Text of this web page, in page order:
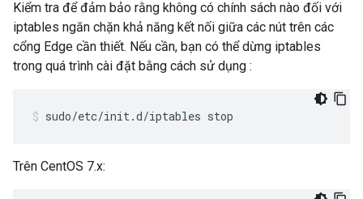
Kiểm tra để đảm bảo rằng không có chính sách nào đối với
iptables ngăn chặn khả năng kết nối giữa các nút trên các
cổng Edge cần thiết. Nếu cần, bạn có thể dừng iptables
trong quá trình cài đặt bằng cách sử dụng :
sudo/etc/init.d/iptables stop
Trên CentOS 7.x: